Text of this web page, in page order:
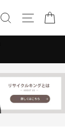
検索 サイト